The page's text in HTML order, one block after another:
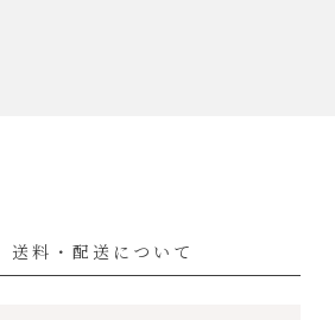
送料・配送について